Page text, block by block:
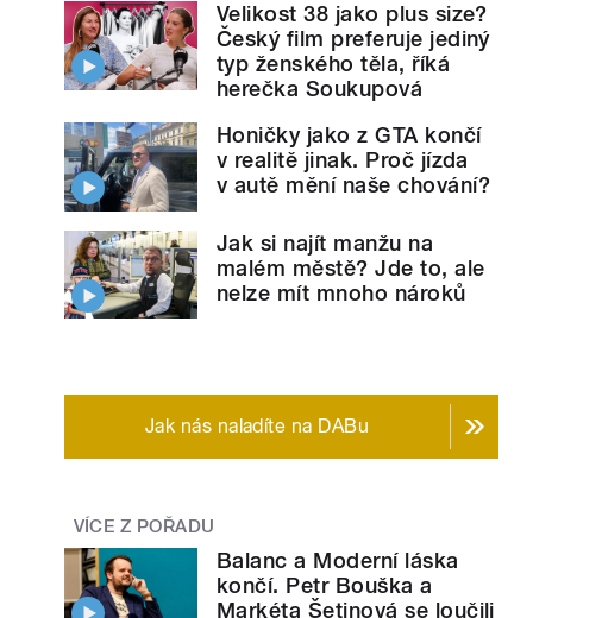
Velikost 38 jako plus size?
Český film preferuje jediný
typ ženského těla, říká
herečka Soukupová
Honičky jako z GTA končí
v realitě jinak. Proč jízda
v autě mění naše chování?
Jak si najít manžu na
malém městě? Jde to, ale
nelze mít mnoho nároků
Jak nás naladíte na DABu
VÍCE Z POŘADU
Balanc a Moderní láska
končí. Petr Bouška a
Markéta Šetinová se loučili